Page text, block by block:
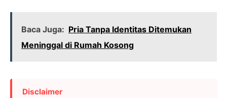
Baca Juga: Pria Tanpa Identitas Ditemukan
Meninggal di Rumah Kosong
Disclaimer